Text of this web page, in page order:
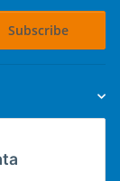
Subscribe